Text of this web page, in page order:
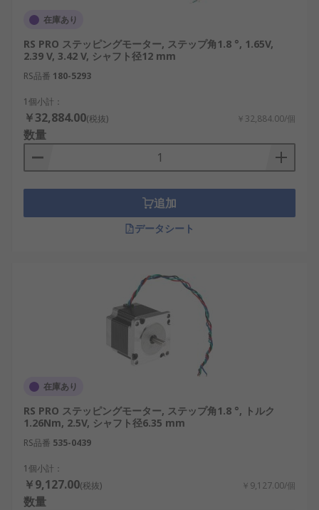
在庫あり
RS PRO ステッピングモーター, ステップ角1.8 °, 1.65V,
2.39 V, 3.42 V, シャフト径12 mm
RS品番 180-5293
1個小計：
￥32,884.00(税抜) ￥32,884.00/個
数量
追加
データシート
在庫あり
RS PRO ステッピングモーター, ステップ角1.8 °, トルク
1.26Nm, 2.5V, シャフト径6.35 mm
RS品番 535-0439
1個小計：
￥9,127.00(税抜) ￥9,127.00/個
数量